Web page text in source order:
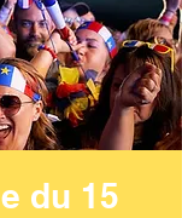
du 15